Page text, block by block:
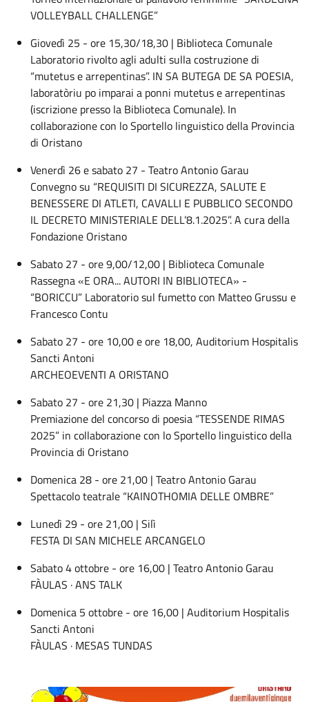
VOLLEYBALL CHALLENGE”
Giovedì 25 - ore 15,30/18,30 | Biblioteca Comunale
Laboratorio rivolto agli adulti sulla costruzione di
“mutetus e arrepentinas”. IN SA BUTEGA DE SA POESIA,
laboratòriu po imparai a ponni mutetus e arrepentinas
(iscrizione presso la Biblioteca Comunale). In
collaborazione con lo Sportello linguistico della Provincia
di Oristano
Venerdì 26 e sabato 27 - Teatro Antonio Garau
Convegno su “REQUISITI DI SICUREZZA, SALUTE E
BENESSERE DI ATLETI, CAVALLI E PUBBLICO SECONDO
IL DECRETO MINISTERIALE DELL’8.1.2025”. A cura della
Fondazione Oristano
Sabato 27 - ore 9,00/12,00 | Biblioteca Comunale
Rassegna «E ORA... AUTORI IN BIBLIOTECA» -
“BORICCU” Laboratorio sul fumetto con Matteo Grussu e
Francesco Contu
Sabato 27 - ore 10,00 e ore 18,00, Auditorium Hospitalis
Sancti Antoni
ARCHEOEVENTI A ORISTANO
Sabato 27 - ore 21,30 | Piazza Manno
Premiazione del concorso di poesia “TESSENDE RIMAS
2025” in collaborazione con lo Sportello linguistico della
Provincia di Oristano
Domenica 28 - ore 21,00 | Teatro Antonio Garau
Spettacolo teatrale “KAINOTHOMIA DELLE OMBRE”
Lunedì 29 - ore 21,00 | Silì
FESTA DI SAN MICHELE ARCANGELO
Sabato 4 ottobre - ore 16,00 | Teatro Antonio Garau
FÀULAS · ANS TALK
Domenica 5 ottobre - ore 16,00 | Auditorium Hospitalis
Sancti Antoni
FÀULAS · MESAS TUNDAS